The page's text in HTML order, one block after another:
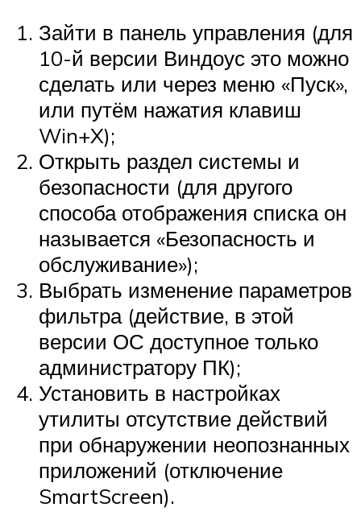
Зайти в панель управления (для
10-й версии Виндоус это можно
сделать или через меню «Пуск»,
или путём нажатия клавиш
Win+X);
Открыть раздел системы и
безопасности (для другого
способа отображения списка он
называется «Безопасность и
обслуживание»);
Выбрать изменение параметров
фильтра (действие, в этой
версии ОС доступное только
администратору ПК);
Установить в настройках
утилиты отсутствие действий
при обнаружении неопознанных
приложений (отключение
SmartScreen).